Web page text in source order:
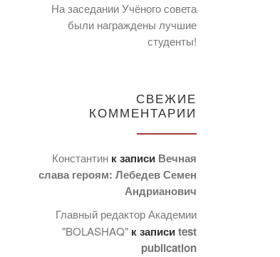
На заседании Учёного совета
были награждены лучшие
студенты!
СВЕЖИЕ
КОММЕНТАРИИ
Константин к записи Вечная
слава героям: Лебедев Семен
Андрианович
Главный редактор Академии
"BOLASHAQ" к записиtest
publication